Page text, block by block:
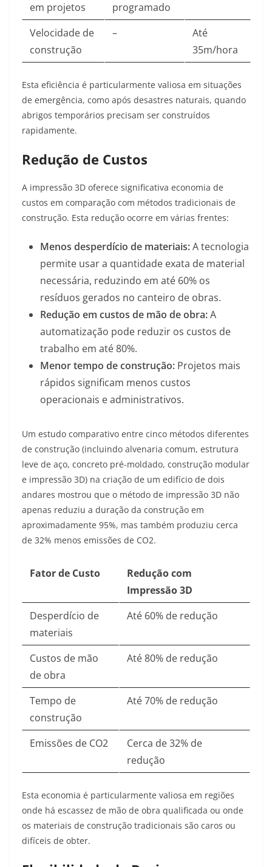
em projetos
programado
Velocidade de
construção
–
Até
35m/hora
Esta eficiência é particularmente valiosa em situações
de emergência, como após desastres naturais, quando
abrigos temporários precisam ser construídos
rapidamente.
Redução de Custos
A impressão 3D oferece significativa economia de
custos em comparação com métodos tradicionais de
construção. Esta redução ocorre em várias frentes:
Menos desperdício de materiais:A tecnologia
permite usar a quantidade exata de material
necessária, reduzindo em até 60% os
resíduos gerados no canteiro de obras.
Redução em custos de mão de obra:A
automatização pode reduzir os custos de
trabalho em até 80%.
Menor tempo de construção: Projetos mais
rápidos significam menos custos
operacionais e administrativos.
Um estudo comparativo entre cinco métodos diferentes
de construção (incluindo alvenaria comum, estrutura
leve de aço, concreto pré-moldado, construção modular
e impressão 3D) na criação de um edifício de dois
andares mostrou que o método de impressão 3D não
apenas reduziu a duração da construção em
aproximadamente 95%, mas também produziu cerca
de 32% menos emissões de CO2.
Fator de Custo
Redução com
Impressão 3D
Desperdício de
materiais
Até 60% de redução
Custos de mão
de obra
Até 80% de redução
Tempo de
construção
Até 70% de redução
Emissões de CO2
Cerca de 32% de
redução
Esta economia é particularmente valiosa em regiões
onde há escassez de mão de obra qualificada ou onde
os materiais de construção tradicionais são caros ou
difíceis de obter.